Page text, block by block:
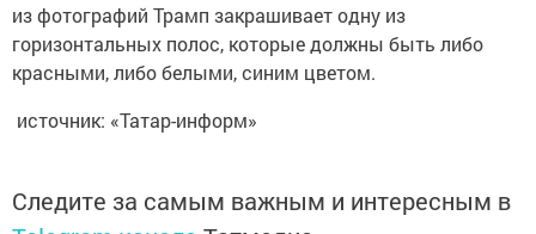
из фотографий Трамп закрашивает одну из
горизонтальных полос, которые должны быть либо
красными, либо белыми, синим цветом.
источник: «Татар-информ»
Следите за самым важным и интересным в